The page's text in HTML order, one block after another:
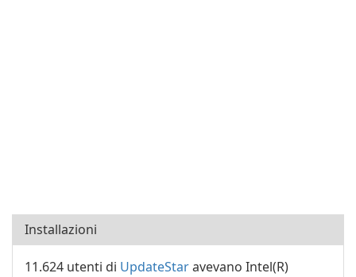
Installazioni
11.624 utenti di UpdateStaravevano Intel(R)